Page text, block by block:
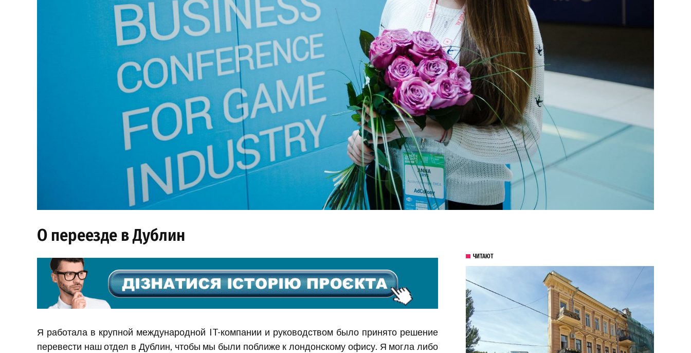
О переезде в Дублин
Я работала в крупной международной IT-компании и руководством было принято решение
перевести наш отдел в Дублин, чтобы мы были поближе к лондонскому офису. Я могла либо
ЧИТАЮТ